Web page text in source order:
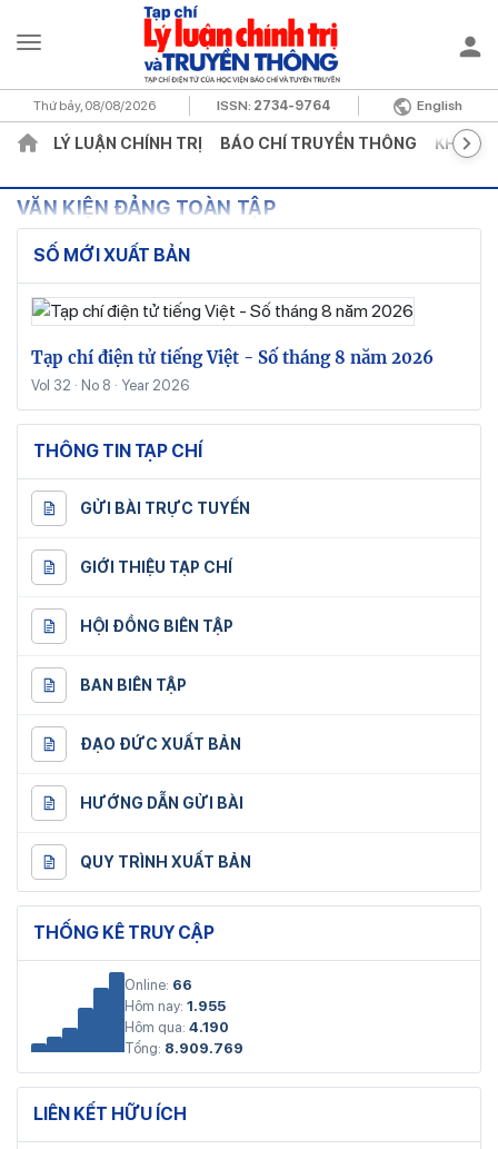
Thứ bảy, 08/08/2026 ISSN: 2734-9764 English
LÝ LUẬN CHÍNH TRỊ BÁO CHÍ TRUYỀN THÔNG KHOA
VĂN KIỆN ĐẢNG TOÀN TẬP
SỐ MỚI XUẤT BẢN
Tạp chí điện tử tiếng Việt - Số tháng 8 năm 2026
Vol 32 · No 8 · Year 2026
THÔNG TIN TẠP CHÍ
GỬI BÀI TRỰC TUYẾN
GIỚI THIỆU TẠP CHÍ
HỘI ĐỒNG BIÊN TẬP
BAN BIÊN TẬP
ĐẠO ĐỨC XUẤT BẢN
HƯỚNG DẪN GỬI BÀI
QUY TRÌNH XUẤT BẢN
THỐNG KÊ TRUY CẬP
Online: 66
Hôm nay: 1.955
Hôm qua: 4.190
Tổng: 8.909.769
LIÊN KẾT HỮU ÍCH